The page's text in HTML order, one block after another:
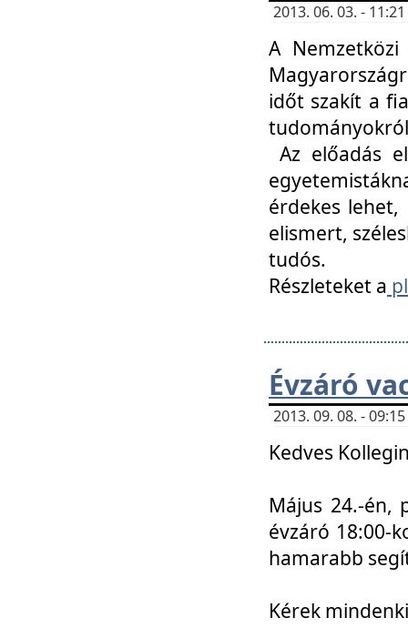
2013. 06. 03. -
A
időt szakít a
Az előadás
érdekes lehet,
elismert,
tudós.
Részleteket a
Évzáró
2013. 09. 08. -
Kedves
Május 24.-én,
évzáró 18:00-
hamarabb
Kérek